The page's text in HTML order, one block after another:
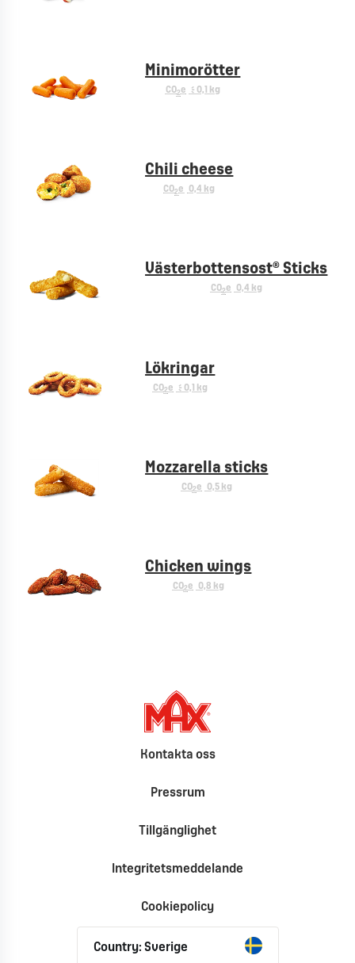
Minimorötter
CO2e < 0,1 kg
Chili cheese
CO2e 0,4 kg
Västerbottensost® Sticks
CO2e 0,4 kg
Lökringar
CO2e < 0,1 kg
Mozzarella sticks
CO2e 0,5 kg
Chicken wings
CO2e 0,8 kg
Kontakta oss
Pressrum
Tillgänglighet
Integritetsmeddelande
Cookiepolicy
Country: Sverige